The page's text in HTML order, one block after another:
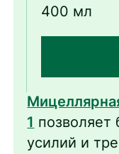
400 мл
1 позволяет
усилий и